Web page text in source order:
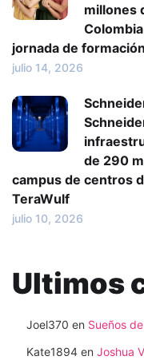
millones
jornada de
julio 14, 2026
de 290
campus de centros
TeraWulf
julio 10, 2026
Ultimos
Joel370 en Sueños
Kate1894 en Joshua